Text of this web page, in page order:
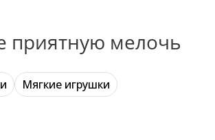
приятную мелочь
Мягкие игрушки